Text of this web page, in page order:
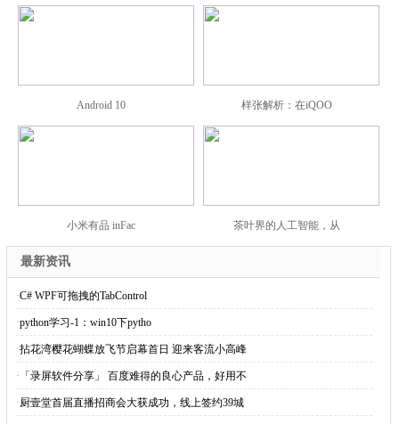
Android 10 样张解析：在iQOO
小米有品 inFac 茶叶界的人工智能，从
最新资讯
·C# WPF可拖拽的TabControl
·python学习-1：win10下pytho
·拈花湾樱花蝴蝶放飞节启幕首日 迎来客流小高峰
· 「录屏软件分享」 百度难得的良心产品，好用不
·厨壹堂首届直播招商会大获成功，线上签约39城